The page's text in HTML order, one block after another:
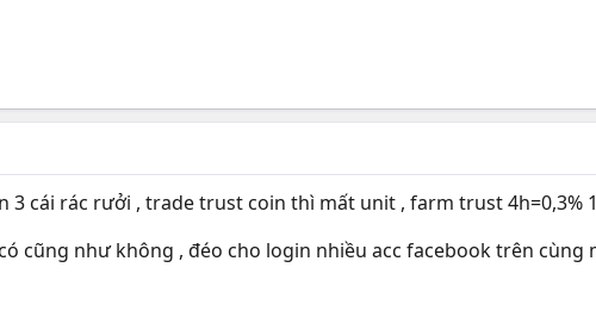
3 cái rác rưởi , trade trust coin thì mất unit , farm trust 4h=0,3%
cũng như không , đéo cho login nhiều acc facebook trên